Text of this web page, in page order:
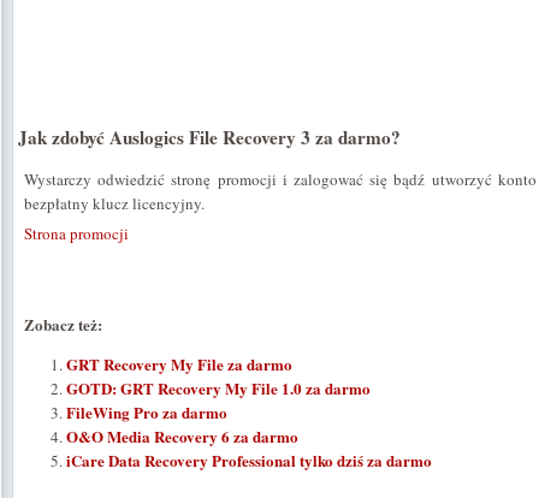
Jak zdobyć Auslogics File Recovery 3 za darmo?
Wystarczy odwiedzić stronę promocji i zalogować się bądź utworzyć
bezpłatny klucz licencyjny.
Strona promocji
Zobacz też:
GRT Recovery My File za darmo
GOTD: GRT Recovery My File 1.0 za darmo
FileWing Pro za darmo
O&O Media Recovery 6 za darmo
iCare Data Recovery Professional tylko dziś za darmo